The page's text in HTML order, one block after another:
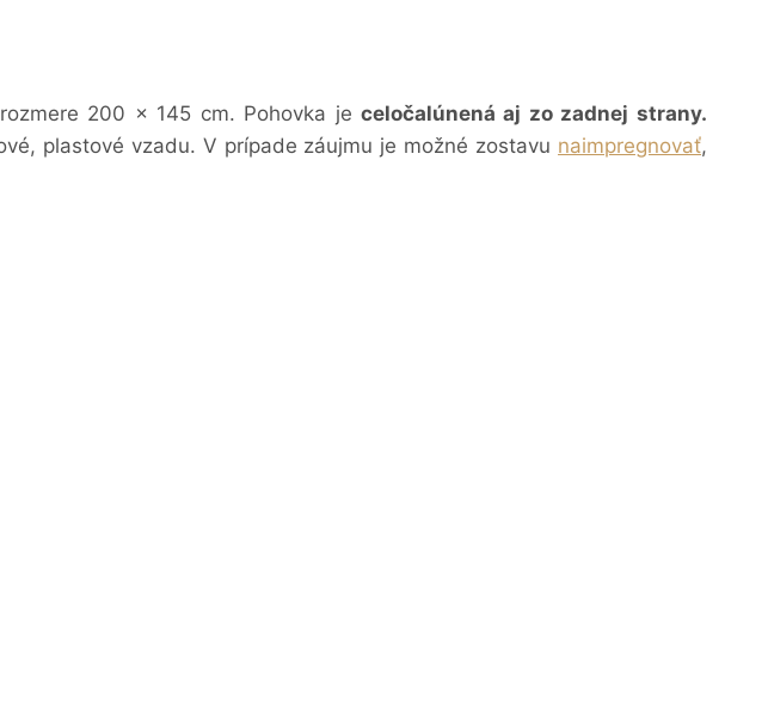
200 x 145 cm. Pohovka je celočalúnená aj zo zadnej strany.
plastové vzadu. V prípade záujmu je možné zostavu naimpregnovať,